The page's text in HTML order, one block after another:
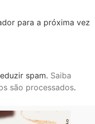
para a próxima vez
spam. Saiba
são processados.